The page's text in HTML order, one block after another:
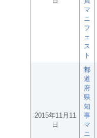
マ
ニ
フ
ェ
ス
ト
2015年11月11
日
都
道
府
県
知
事
マ
ニ